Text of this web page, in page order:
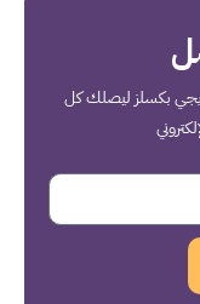
ديجي بكسلز ليصلك كل